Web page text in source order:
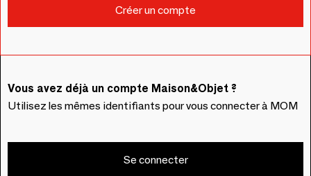
Vous avez déjà un compte Maison&Objet ?
Utilisez les mêmes identifiants pour vous connecter à MOM
Se connecter